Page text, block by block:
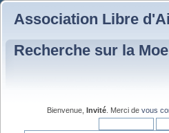
Association Libre
Recherche sur la
Bienvenue, Invité . Merci de vous